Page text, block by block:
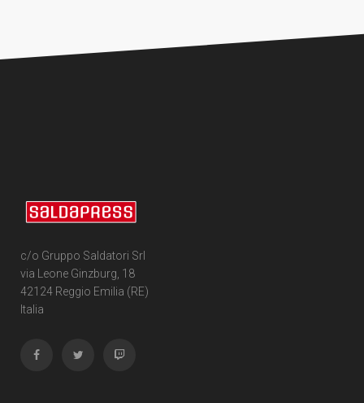
c/o Gruppo Saldatori Srl
via Leone Ginzburg, 18
42124 Reggio Emilia (RE)
Italia